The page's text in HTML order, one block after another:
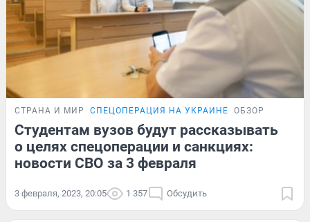
СТРАНА И МИР СПЕЦОПЕРАЦИЯ НА УКРАИНЕ ОБЗОР
Студентам вузов будут рассказывать
о целях спецоперации и санкциях:
новости СВО за 3 февраля
3 февраля, 2023, 20:05 1 357 Обсудить